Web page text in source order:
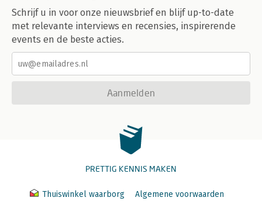
Schrijf u in voor onze nieuwsbrief en blijf up-to-date
met relevante interviews en recensies, inspirerende
events en de beste acties.
Aanmelden
PRETTIG KENNIS MAKEN
Thuiswinkel waarborg
Algemene voorwaarden